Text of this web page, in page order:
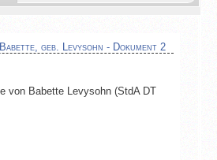
geb. Levysohn - Dokument 2
von Babette Levysohn (StdA DT